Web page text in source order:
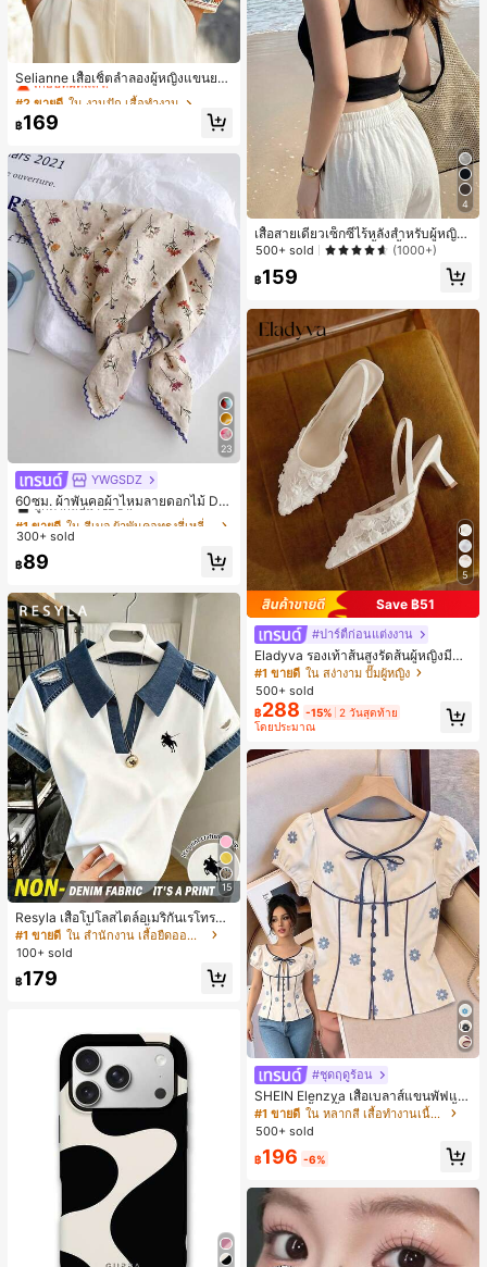
Selianne เสื้อเชิ้ตลำลองผู้หญิงแขนยา
ว คอวีเว้า ลายดอกไม้
#2 ขายดี
ใน งานปัก เสื้อทำงาน
เกือบหมดแล้ว!
#2 ขายดี ใน งานปัก เสื้อทำงาน
เกือบหมดแล้ว!
#2 ขายดี ใน งานปัก เสื้อทำงาน
เกือบหมดแล้ว!
#2 ขายดี
เกือบหมดแล้ว!
฿169
23
YWGSDZ
60ซม. ผ้าพันคอผ้าไหมลายดอกไม้ Dit
sy สีเบจ, เครื่องประดับใหม่สำหรับผู้หญิ
งฤดูใบไม้ผลิ/ฤดูใบไม้ร่วง, ผ้าพันคอผืน
#1 ขายดี
ลูกค้ากลับมาซื้อซ้ำ!
#1 ขายดี
ลูกค้ากลับมาซื้อซ้ำ!
#1 ขายดี
ลูกค้ากลับมาซื้อซ้ำ!
#1 ขายดี
ใน สีเบจ ผ้าพันคอทรงสี่เหลี่ยมและผ้าพันคอสำหรับผู้
300+ sold
฿89
15
Resyla เสื้อโปโลสไตล์อเมริกันเรโทรสำ
หรับผู้หญิง, เสื้อยืดแขนสั้นสำหรับผู้หญิ
ง, ลายม้า, สไตล์ Y2K, เสื้อโปโลแขนสั้น
#1 ขายดี
ใน สำนักงาน เสื้อยืดออฟฟิศ
100+ sold
฿179
4
เสื้อสายเดี่ยวเซ็กซี่ไร้หลังสำหรับผู้หญิง
พร้อมบราแบบมีฟองน้ำ, เสื้อกล้ามแขน
500+ sold (1000+)
฿159
5
Save ฿51
#ปาร์ตี้ก่อนแต่งงาน
Eladyva รองเท้าส้นสูงรัดส้นผู้หญิงมีดอ
กไม้ประดับตาข่ายเสริมและสามารถสว
มได้สองแบบ ส้นสูง 7 ซม. รูปแบบโรมัน
หรูหรา ส้นเข็ม ลุคเทพนิยาย
#1 ขายดี ใน สง่างาม ปั๊มผู้หญิง
500+ sold
฿288 -15% 2 วันสุดท้าย
โดยประมาณ
#ชุดฤดูร้อน
SHEIN Elenzya เสื้อเบลาส์แขนพัฟแต่
งระบายสีพื้นสีน้ำเงินสำหรับผู้หญิง, เสื้อ
ครอปเข้ารูปผูกโบว์คอวีตัดกันสำหรับฤ
#1 ขายดี
ใน หลากสี เสื้อทำงานเนื้อผ้านุ่ม
500+ sold
฿196 -6%